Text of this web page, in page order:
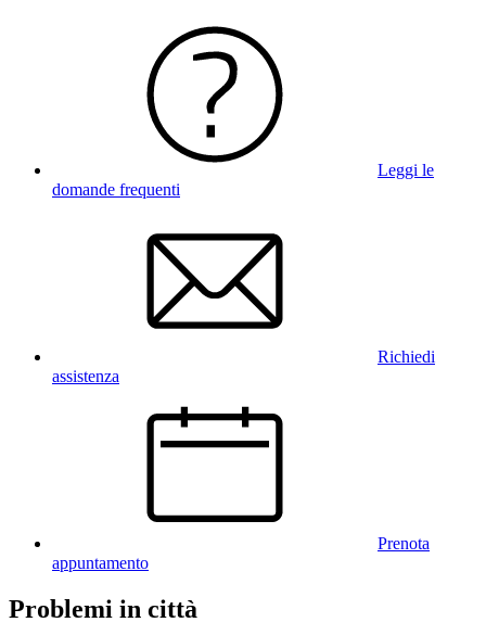
Leggi le
domande frequenti
Richiedi
assistenza
Prenota
appuntamento
Problemi in città